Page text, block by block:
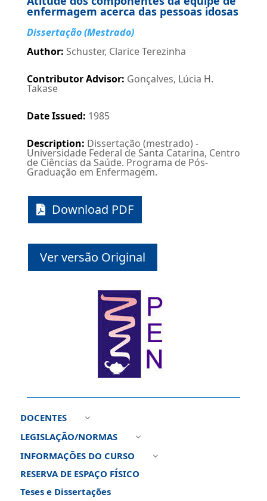
enfermagem acerca das pessoas idosas
Dissertação (Mestrado)
Author: Schuster, Clarice Terezinha
Contributor Advisor: Gonçalves, Lúcia H.
Takase
Date Issued: 1985
Description: Dissertação (mestrado) -
Universidade Federal de Santa Catarina, Centro
de Ciências da Saúde. Programa de Pós-
Graduação em Enfermagem.
Download PDF
Ver versão Original
DOCENTES 3
LEGISLAÇÃO/NORMAS 3
INFORMAÇÕES DO CURSO 3
RESERVA DE ESPAÇO FÍSICO
Teses e Dissertações